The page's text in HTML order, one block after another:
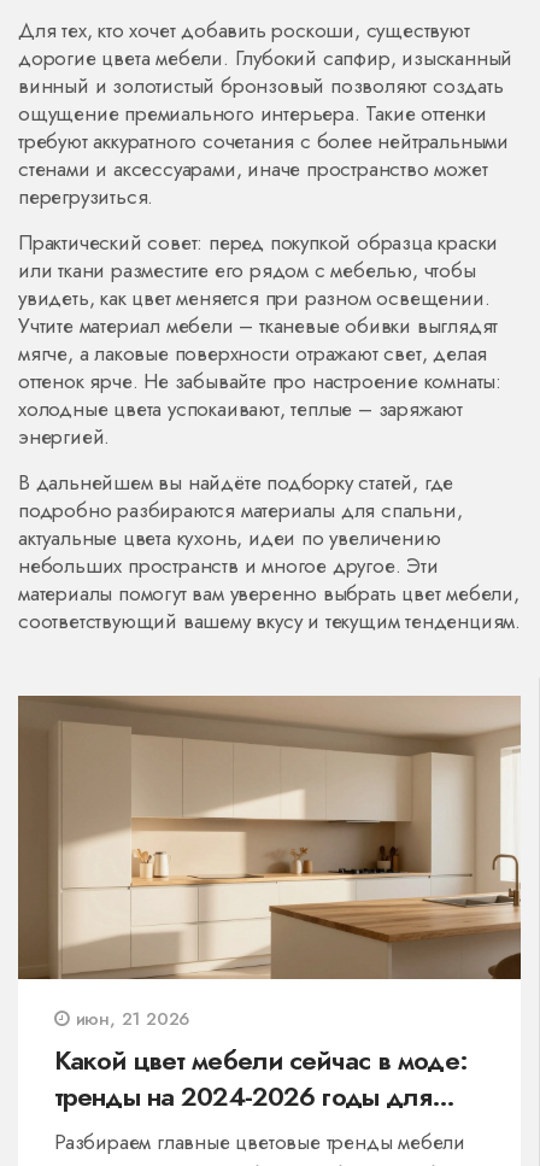
Для тех, кто хочет добавить роскоши, существуют
дорогие цвета мебели. Глубокий сапфир, изысканный
винный и золотистый бронзовый позволяют создать
ощущение премиального интерьера. Такие оттенки
требуют аккуратного сочетания с более нейтральными
стенами и аксессуарами, иначе пространство может
перегрузиться.
Практический совет: перед покупкой образца краски
или ткани разместите его рядом с мебелью, чтобы
увидеть, как цвет меняется при разном освещении.
Учтите материал мебели – тканевые обивки выглядят
мягче, а лаковые поверхности отражают свет, делая
оттенок ярче. Не забывайте про настроение комнаты:
холодные цвета успокаивают, теплые – заряжают
энергией.
В дальнейшем вы найдёте подборку статей, где
подробно разбираются материалы для спальни,
актуальные цвета кухонь, идеи по увеличению
небольших пространств и многое другое. Эти
материалы помогут вам уверенно выбрать цвет мебели,
соответствующий вашему вкусу и текущим тенденциям.
июн, 21 2026
Какой цвет мебели сейчас в моде:
тренды на 2024-2026 годы для
кухни и дома
Разбираем главные цветовые тренды мебели